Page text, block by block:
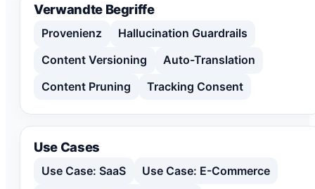
Verwandte Begriffe
Provenienz
Hallucination Guardrails
Content Versioning
Auto-Translation
Content Pruning
Tracking Consent
Use Cases
Use Case: SaaS
Use Case: E-Commerce